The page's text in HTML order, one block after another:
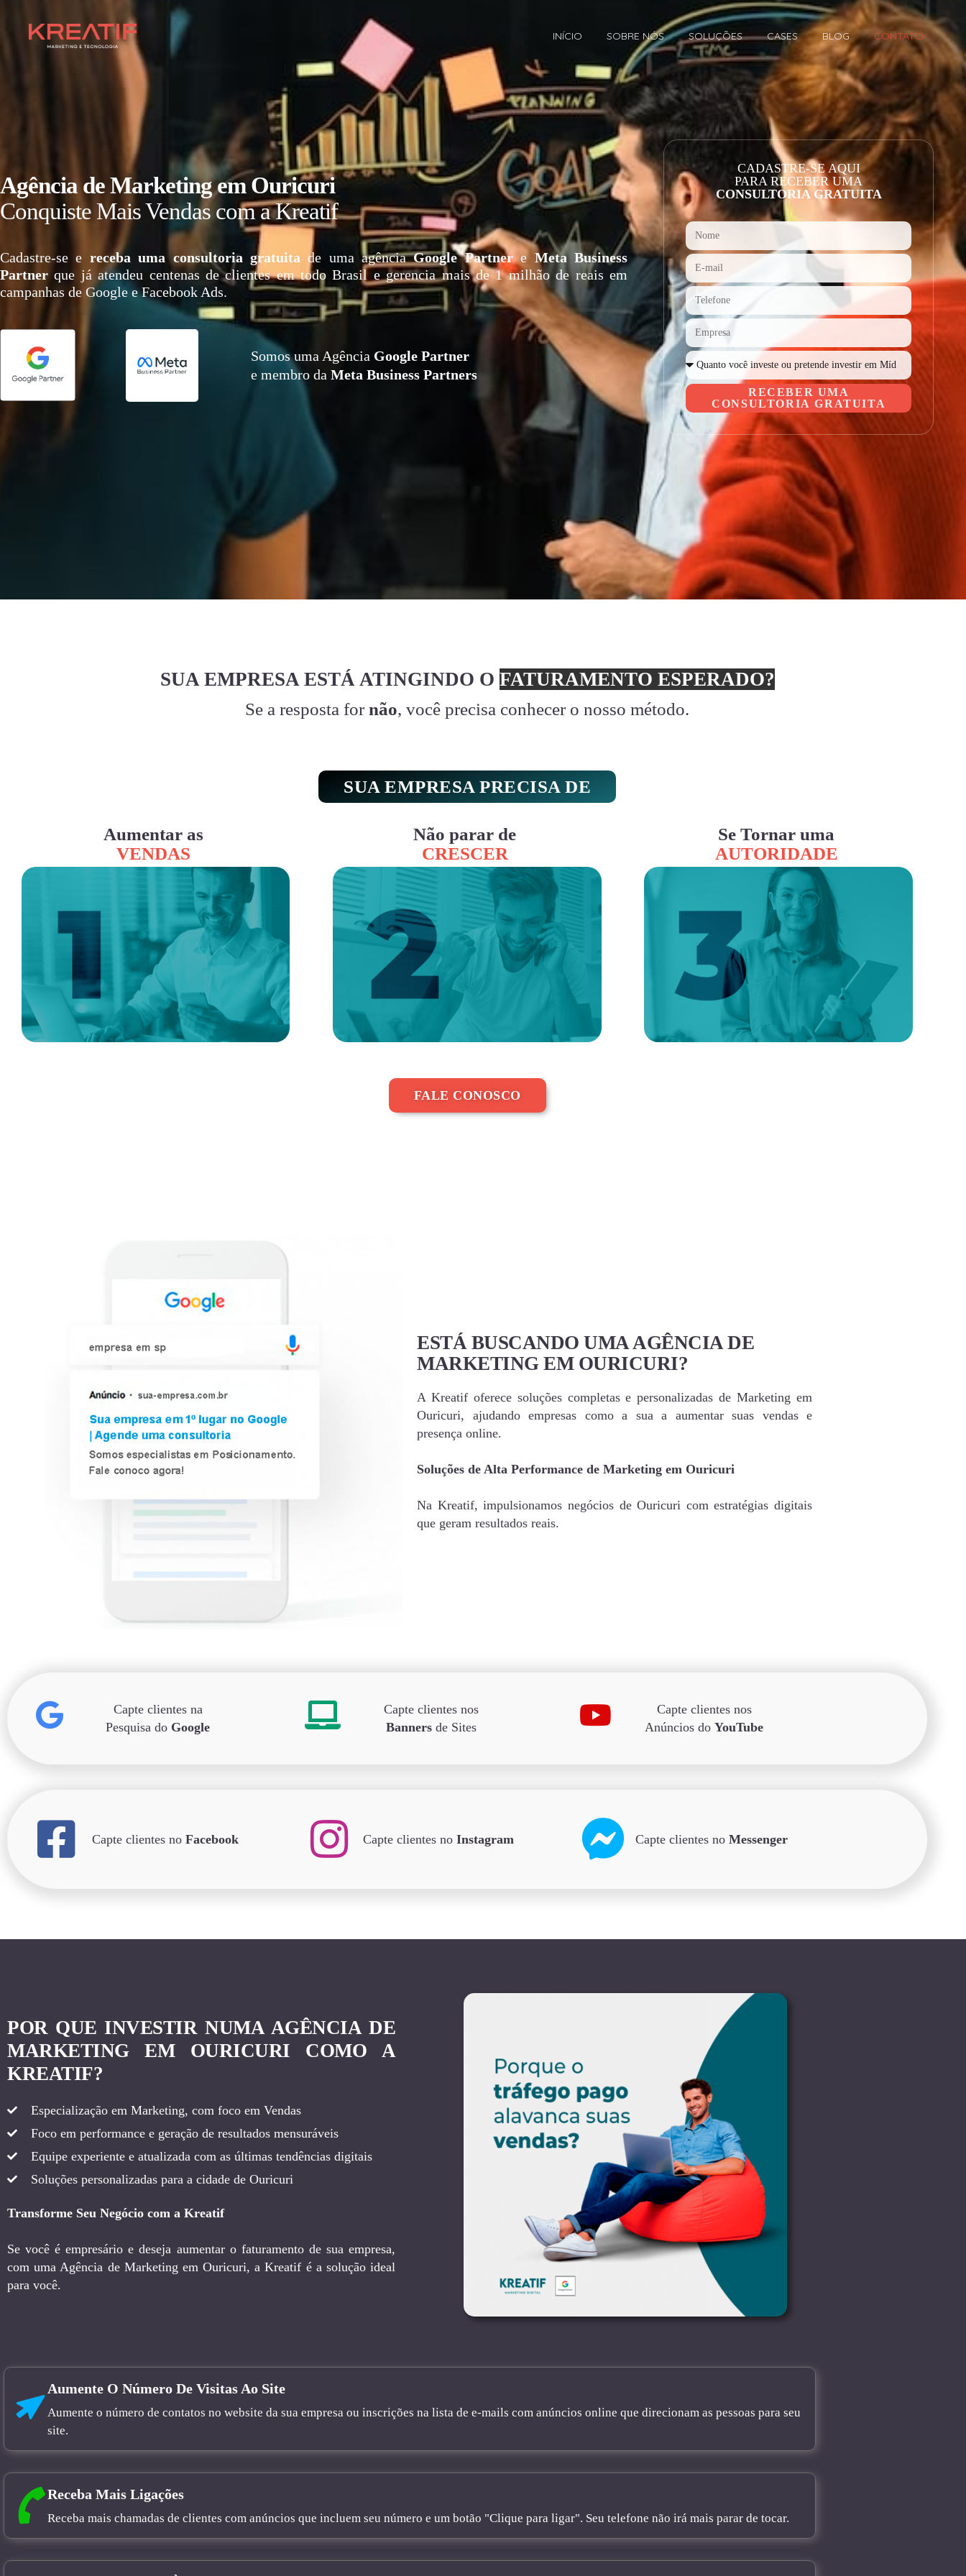
INÍCIO SOBRE NÓS SOLUÇÕES CASES BLOG CONTATO
Agência de Marketing em Ouricuri
Conquiste Mais Vendas com a Kreatif
Cadastre-se e receba uma consultoria gratuita de uma agênciaGoogle Partnere Meta Business
Partner que já atendeu centenas de clientes em todo Brasil e gerencia mais de 1 milhão de reais em
campanhas de Google e Facebook Ads.
Somos uma Agência Google Partner
e membro daMeta Business Partners
CADASTRE-SE AQUI
PARA RECEBER UMA
CONSULTORIA GRATUITA
RECEBER UMA
CONSULTORIA GRATUITA
SUA EMPRESA ESTÁ ATINGINDO O FATURAMENTO ESPERADO?
Se a resposta for não, você precisa conhecer o nosso método.
SUA EMPRESA PRECISA DE
Aumentar as
VENDAS
Não parar de
CRESCER
Se Tornar uma
AUTORIDADE
FALE CONOSCO
ESTÁ BUSCANDO UMA AGÊNCIA DE
MARKETING EM OURICURI?
A Kreatif oferece soluções completas e personalizadas de Marketing em
Ouricuri, ajudando empresas como a sua a aumentar suas vendas e
presença online.
Soluções de Alta Performance de Marketing em Ouricuri
Na Kreatif, impulsionamos negócios de Ouricuri com estratégias digitais
que geram resultados reais.
Capte clientes na
Pesquisa do Google
Capte clientes nos
Bannersde Sites
Capte clientes nos
Anúncios doYouTube
Capte clientes no Facebook Capte clientes no Instagram Capte clientes no Messenger
POR QUE INVESTIR NUMA AGÊNCIA DE
MARKETING EM OURICURI COMO A
KREATIF?
Especialização em Marketing, com foco em Vendas
Foco em performance e geração de resultados mensuráveis
Equipe experiente e atualizada com as últimas tendências digitais
Soluções personalizadas para a cidade de Ouricuri
Transforme Seu Negócio com a Kreatif
Se você é empresário e deseja aumentar o faturamento de sua empresa,
com uma Agência de Marketing em Ouricuri, a Kreatif é a solução ideal
para você.
Aumente O Número De Visitas Ao Site
Aumente o número de contatos no website da sua empresa ou inscrições na lista de e-mails com anúncios online que direcionam as pessoas para seu
site.
Receba Mais Ligações
Receba mais chamadas de clientes com anúncios que incluem seu número e um botão "Clique para ligar". Seu telefone não irá mais parar de tocar.